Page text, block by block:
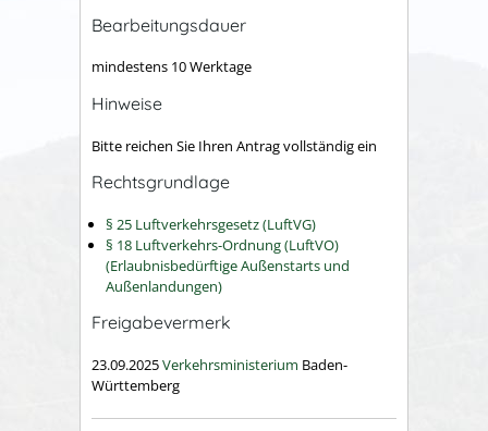
Bearbeitungsdauer
mindestens 10 Werktage
Hinweise
Bitte reichen Sie Ihren Antrag vollständig ein
Rechtsgrundlage
§ 25 Luftverkehrsgesetz (LuftVG)
§ 18 Luftverkehrs-Ordnung (LuftVO)
(Erlaubnisbedürftige Außenstarts und
Außenlandungen)
Freigabevermerk
23.09.2025Verkehrsministerium Baden-
Württemberg